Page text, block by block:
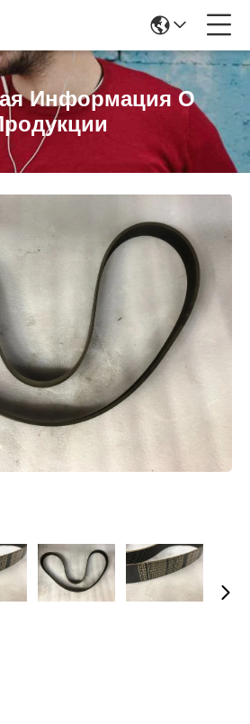
Информация О